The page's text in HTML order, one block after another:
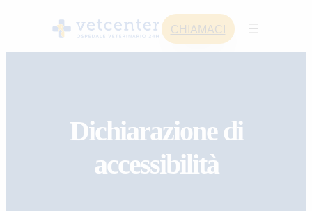
CHIAMACI
Dichiarazione di
accessibilità